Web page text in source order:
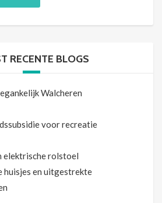
RECENTE BLOGS
Walcheren
voor recreatie
elektrische rolstoel
huisjes en uitgestrekte